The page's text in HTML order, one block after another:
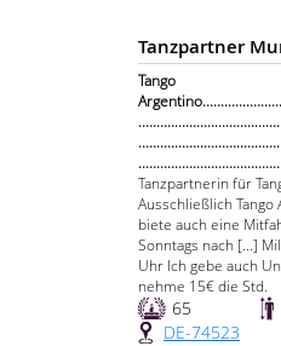
Tanzpartner
Tango
Tanzpartnerin für
Ausschließlich Tango
biete auch eine
Sonntags nach [...]
Uhr Ich gebe auch
nehme 15€ die Std.
65
DE-74523